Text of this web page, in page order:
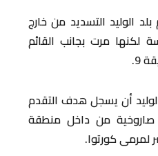
الوليد التسديد من خارج
لكنها مرت بجانب القائم
9.
أن يسجل هدف التقدم
بتصويبة صاروخية من داخل منطقة
لمرمى كورتوا.